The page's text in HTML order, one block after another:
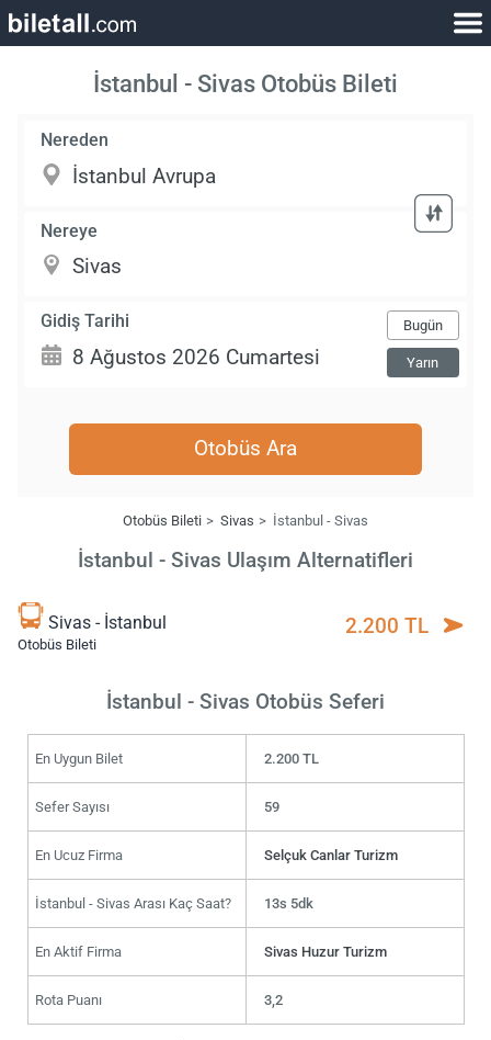
İstanbul - Sivas Otobüs Bileti
Nereden
Nereye
Gidiş Tarihi Bugün
Yarın
Otobüs Ara
Otobüs Bileti Sivas İstanbul - Sivas
İstanbul - Sivas Ulaşım Alternatifleri
Sivas - İstanbul
Otobüs Bileti
2.200 TL
İstanbul - Sivas Otobüs Seferi
En Uygun Bilet 2.200 TL
Sefer Sayısı 59
En Ucuz Firma Selçuk Canlar Turizm
İstanbul - Sivas Arası Kaç Saat? 13s 5dk
En Aktif Firma Sivas Huzur Turizm
Rota Puanı 3,2